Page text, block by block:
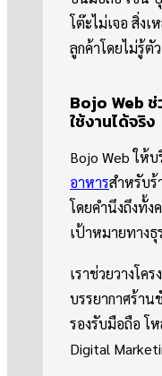
โต๊ะไม่เจอ สิ่ง
ลูกค้าโดยไม่รู้ตัว
Bojo Web ช่
ใช้งานได้จริง
Bojo Web ให้บ
อาหารสำหรับร้
โดยคำนึงถึงทั้ง
เป้าหมายทางธุ
เราช่วยวางโค
บรรยากาศร้าน
รองรับมือถือ โ
Digital